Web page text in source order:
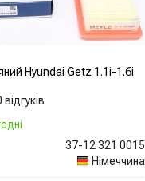
Hyundai Getz 1.1i-1.6i
відгуків
37-12 321 0015
Німеччина